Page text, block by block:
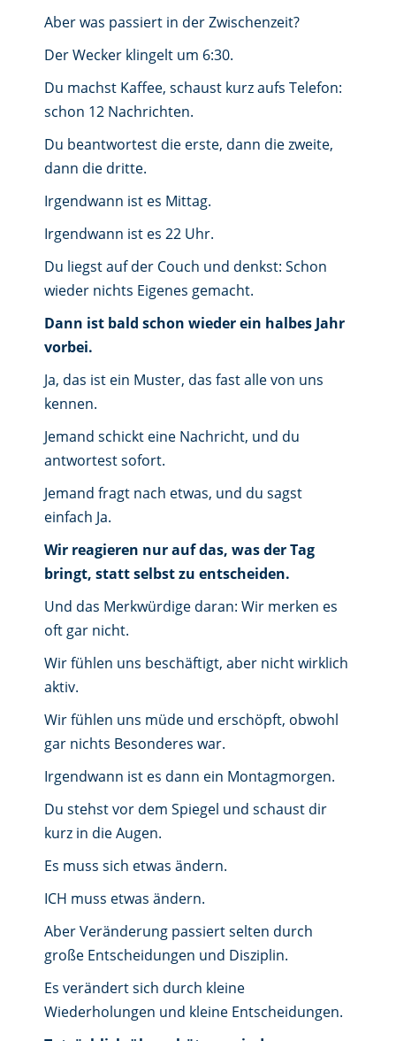
Aber was passiert in der Zwischenzeit?
Der Wecker klingelt um 6:30.
Du machst Kaffee, schaust kurz aufs Telefon:
schon 12 Nachrichten.
Du beantwortest die erste, dann die zweite,
dann die dritte.
Irgendwann ist es Mittag.
Irgendwann ist es 22 Uhr.
Du liegst auf der Couch und denkst: Schon
wieder nichts Eigenes gemacht.
Dann ist bald schon wieder ein halbes Jahr
vorbei.
Ja, das ist ein Muster, das fast alle von uns
kennen.
Jemand schickt eine Nachricht, und du
antwortest sofort.
Jemand fragt nach etwas, und du sagst
einfach Ja.
Wir reagieren nur auf das, was der Tag
bringt, statt selbst zu entscheiden.
Und das Merkwürdige daran: Wir merken es
oft gar nicht.
Wir fühlen uns beschäftigt, aber nicht wirklich
aktiv.
Wir fühlen uns müde und erschöpft, obwohl
gar nichts Besonderes war.
Irgendwann ist es dann ein Montagmorgen.
Du stehst vor dem Spiegel und schaust dir
kurz in die Augen.
Es muss sich etwas ändern.
ICH muss etwas ändern.
Aber Veränderung passiert selten durch
große Entscheidungen und Disziplin.
Es verändert sich durch kleine
Wiederholungen und kleine Entscheidungen.